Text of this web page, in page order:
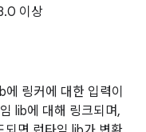
이상
링커에 대한 입력이
lib에 대해 링크되며,